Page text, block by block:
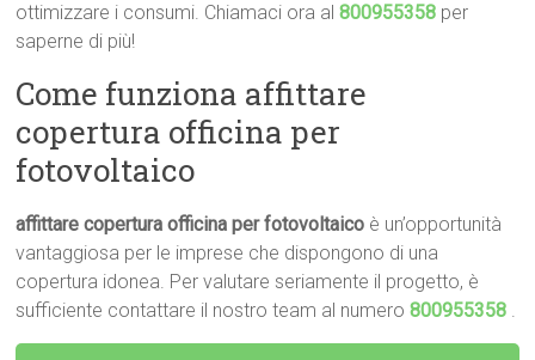
ottimizzare i consumi. Chiamaci ora al800955358 per
saperne di più!
Come funziona affittare
copertura officina per
fotovoltaico
affittare copertura officina per fotovoltaico è un’opportunità
vantaggiosa per le imprese che dispongono di una
copertura idonea. Per valutare seriamente il progetto, è
sufficiente contattare il nostro team al numero800955358 .